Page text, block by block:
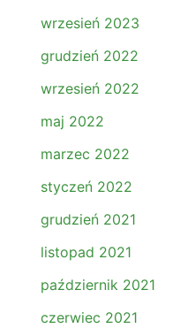
wrzesień 2023
grudzień 2022
wrzesień 2022
maj 2022
marzec 2022
styczeń 2022
grudzień 2021
listopad 2021
październik 2021
czerwiec 2021